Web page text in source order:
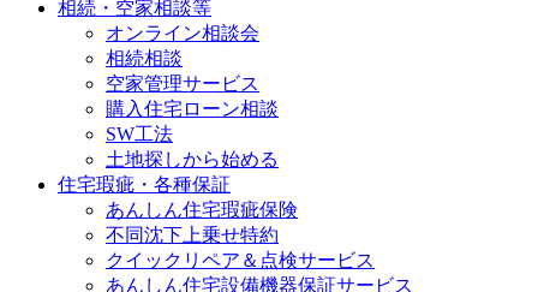
相続・空家相談等
オンライン相談会
相続相談
空家管理サービス
購入住宅ローン相談
SW工法
土地探しから始める
住宅瑕疵・各種保証
あんしん住宅瑕疵保険
不同沈下上乗せ特約
クイックリペア＆点検サービス
あんしん住宅設備機器保証サービス